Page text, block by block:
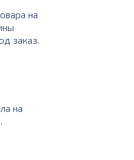
на
заказ.
на